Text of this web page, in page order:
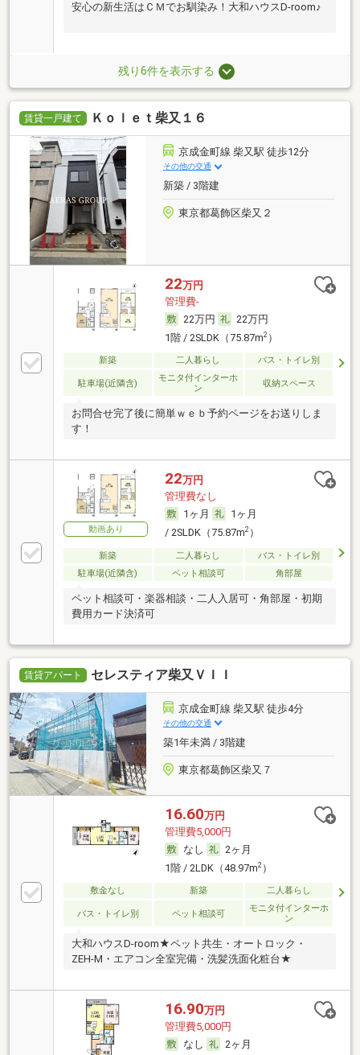
安心の新生活はＣＭでお馴染み！大和ハウスD-room♪
残り6件を表示する
賃貸一戸建て Ｋｏｌｅｔ柴又１６
京成金町線 柴又駅 徒歩12分
その他の交通
新築 / 3階建
東京都葛飾区柴又２
22万円
管理費-
22万円
22万円
1階 / 2SLDK（75.87m2）
新築 二人暮らし バス・トイレ別
駐車場(近隣含)
モニタ付インターホ
ン
収納スペース
お問合せ完了後に簡単ｗｅｂ予約ページをお送りしま
す！
動画あり
22万円
管理費なし
1ヶ月
1ヶ月
/ 2SLDK（75.87m2）
新築 二人暮らし
バス・トイレ別
駐車場(近隣含)
ペット相談可 角部屋
ペット相談可・楽器相談・二人入居可・角部屋・初期
費用カード決済可
賃貸アパート セレスティア柴又ＶＩＩ
京成金町線 柴又駅 徒歩4分
その他の交通
築1年未満 / 3階建
東京都葛飾区柴又７
16.60万円
管理費5,000円
なし
2ヶ月
1階 / 2LDK（48.97m2）
敷金なし 新築 二人暮らし
バス・トイレ別 ペット相談可
モニタ付インターホ
ン
大和ハウスD-room★ペット共生・オートロック・
ZEH-M・エアコン全室完備・洗髪洗面化粧台★
16.90万円
管理費5,000円
なし
2ヶ月